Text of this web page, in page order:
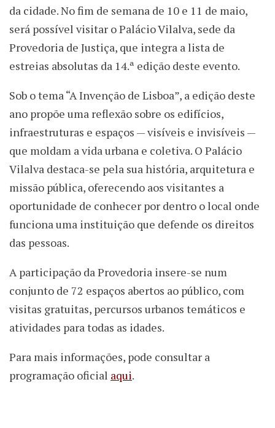
da cidade. No fim de semana de 10 e 11 de maio,
será possível visitar o Palácio Vilalva, sede da
Provedoria de Justiça, que integra a lista de
estreias absolutas da 14.ª edição deste evento.
Sob o tema “A Invenção de Lisboa”, a edição deste
ano propõe uma reflexão sobre os edifícios,
infraestruturas e espaços — visíveis e invisíveis —
que moldam a vida urbana e coletiva. O Palácio
Vilalva destaca-se pela sua história, arquitetura e
missão pública, oferecendo aos visitantes a
oportunidade de conhecer por dentro o local onde
funciona uma instituição que defende os direitos
das pessoas.
A participação da Provedoria insere-se num
conjunto de 72 espaços abertos ao público, com
visitas gratuitas, percursos urbanos temáticos e
atividades para todas as idades.
Para mais informações, pode consultar a
programação oficial aqui.